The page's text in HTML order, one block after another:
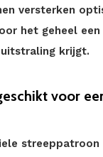
versterken
het geheel een
krijgt.
voor
streeppatroon